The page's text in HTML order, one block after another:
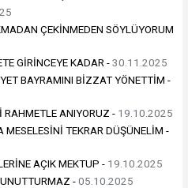
ÇEKİNMEDEN SÖYLÜYORUM
GİRİNCEYE KADAR -30.11.2025
BAYRAMINI BİZZAT YÖNETTİM -
RAHMETLE ANIYORUZ - 19.10.2025
MESELESİNİ TEKRAR DÜŞÜNELİM -
AÇIK MEKTUP - 19.10.2025
-05.10.2025